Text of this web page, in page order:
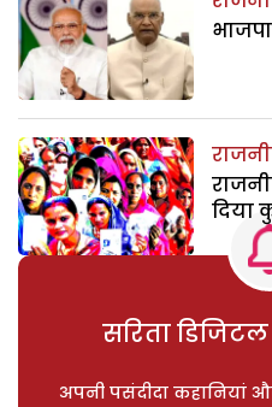
दिया
सरिता
अपनी पसंदीदा कहानियां